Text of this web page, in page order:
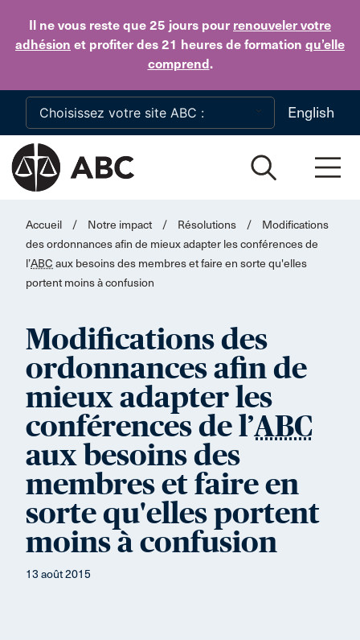
Il ne vous reste que 25 jours pour renouveler votre
adhésion et profiter des 21 heures de formation qu’elle
comprend.
Skip to main content
English
Accueil / Notre impact / Résolutions /
Modifications
des ordonnances afin de mieux adapter les conférences de
l’ABC aux besoins des membres et faire en sorte qu'elles
portent moins à confusion
Modifications des
ordonnances afin de
mieux adapter les
conférences de l’ABC
aux besoins des
membres et faire en
sorte qu'elles portent
moins à confusion
13 août 2015